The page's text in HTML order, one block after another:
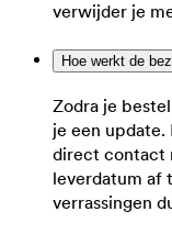
verwijder je
Hoe werkt de
Zodra je
je een
direct contact
leverdatum af
verrassingen